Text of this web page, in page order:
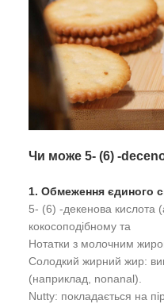
Чи може 5- (6) -
1. Обмеження єдиного
5- (6) -декенова кислота
кокосоподібному та
Нотатки з молочним
Солодкий жирний жир:
(наприклад, nonanal).
Nutty: покладається на